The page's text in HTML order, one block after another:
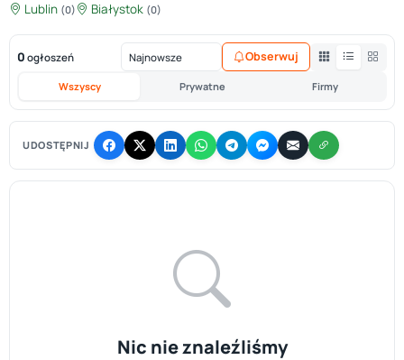
Lublin (0) Białystok (0)
0 ogłoszeń
Wszyscy Prywatne Firmy
Obserwuj
UDOSTĘPNIJ
Nic nie znaleźliśmy